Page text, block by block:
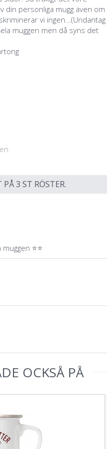
din personliga mugg även om
vi ingen...(Undantag
muggen men då syns det
PÅ3 ST RÖSTER.
⭐️⭐️
OCKSÅ PÅ